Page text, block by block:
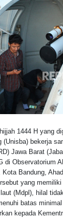
1444 H yang
bekerja
Jawa Barat
di Observatorium
Bandung,
yang
(Mdpl), hilal
batas
kepada